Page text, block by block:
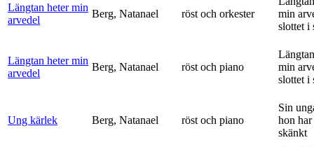
Längtan heter min
arvedel
Berg, Natanael röst och orkester
min
slottet i
Längtan heter min
arvedel
Berg, Natanael röst och piano
min
slottet i
Ung kärlek Berg, Natanael röst och piano
Sin
hon
skänkt